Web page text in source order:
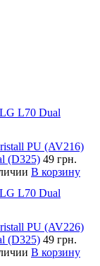
L70 Dual
PU (AV216)
(D325) 49 грн.
В корзину
L70 Dual
PU (AV226)
(D325) 49 грн.
В корзину